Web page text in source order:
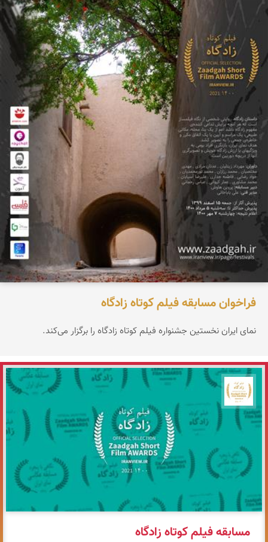
فراخوان مسابقه فیلم کوتاه زادگاه
نمای ایران نخستین جشنواره فیلم کوتاه زادگاه را برگزار می‌کند.
مسابقه فیلم کوتاه زادگاه